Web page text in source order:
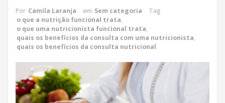
Por Camila Laranja em Sem categoria
Tag
o que a nutrição funcional trata,
o que uma nutricionista funcional trata,
quais os benefícios da consulta com uma nutricionista,
quais os benefícios da consulta nutricional